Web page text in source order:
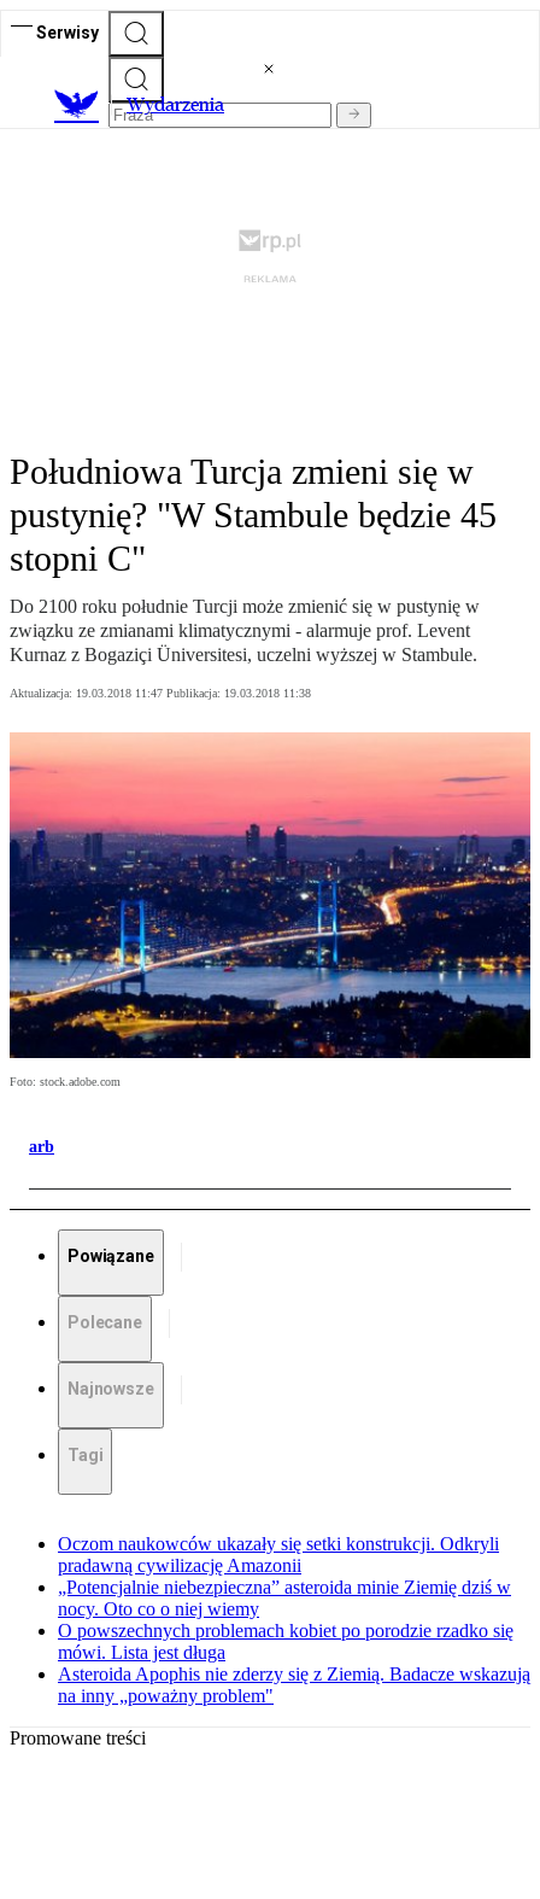
Serwisy
Wydarzenia
Południowa Turcja zmieni się w
pustynię? "W Stambule będzie 45
stopni C"
Do 2100 roku południe Turcji może zmienić się w pustynię w
związku ze zmianami klimatycznymi - alarmuje prof. Levent
Kurnaz z Bogaziçi Üniversitesi, uczelni wyższej w Stambule.
Aktualizacja: 19.03.2018 11:47 Publikacja: 19.03.2018 11:38
Foto: stock.adobe.com
arb
Powiązane
Polecane
Najnowsze
Tagi
Oczom naukowców ukazały się setki konstrukcji. Odkryli
pradawną cywilizację Amazonii
„Potencjalnie niebezpieczna” asteroida minie Ziemię dziś w
nocy. Oto co o niej wiemy
O powszechnych problemach kobiet po porodzie rzadko się
mówi. Lista jest długa
Asteroida Apophis nie zderzy się z Ziemią. Badacze wskazują
na inny „poważny problem"
Promowane treści